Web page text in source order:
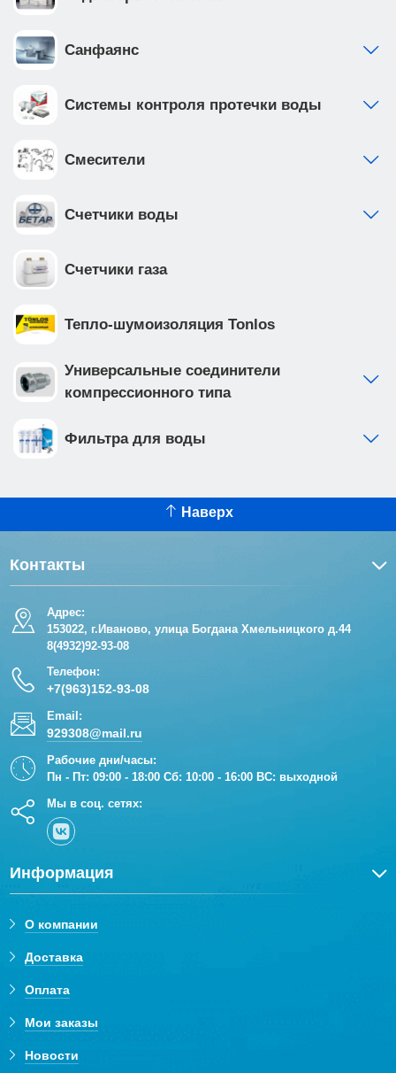
Санфаянс
Системы контроля протечки воды
Смесители
Счетчики воды
Счетчики газа
Тепло-шумоизоляция Tonlos
Универсальные соединители
компрессионного типа
Фильтра для воды
Наверх
Контакты
Адрес:
153022, г.Иваново, улица Богдана Хмельницкого д.44
8(4932)92-93-08
Телефон:
+7(963)152-93-08
Email:
929308@mail.ru
Рабочие дни/часы:
Пн - Пт: 09:00 - 18:00 Сб: 10:00 - 16:00 ВС: выходной
Мы в соц. сетях:
Информация
О компании
Доставка
Оплата
Мои заказы
Новости